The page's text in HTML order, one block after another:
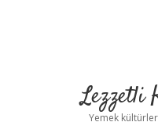
Lezzetli
Yemek